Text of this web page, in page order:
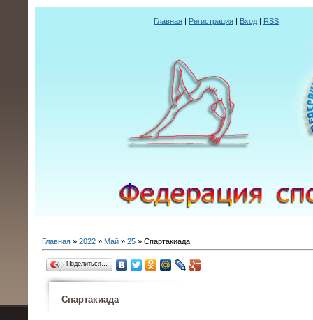
Главная | Регистрация | Вход | RSS
Главная » 2022 » Май » 25 » Спартакиада
Поделиться…
Спартакиада